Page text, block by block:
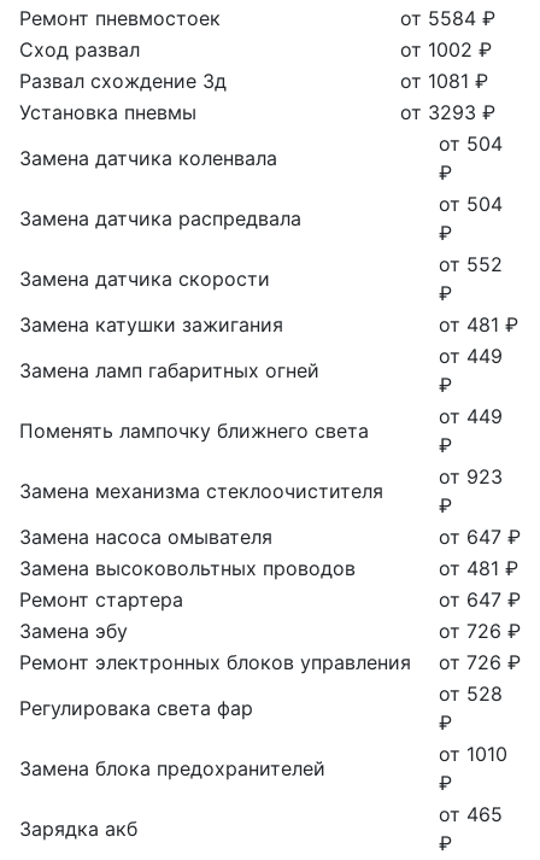
Ремонт пневмостоек
от 5584 ₽
Сход развал
от 1002 ₽
Развал схождение 3д
от 1081 ₽
Установка пневмы
от 3293 ₽
Замена датчика коленвала
от 504
₽
Замена датчика распредвала
от 504
₽
Замена датчика скорости
от 552
₽
Замена катушки зажигания
от 481 ₽
Замена ламп габаритных огней
от 449
₽
Поменять лампочку ближнего света
от 449
₽
Замена механизма стеклоочистителя
от 923
₽
Замена насоса омывателя
от 647 ₽
Замена высоковольтных проводов
от 481 ₽
Ремонт стартера
от 647 ₽
Замена эбу
от 726 ₽
Ремонт электронных блоков управления
от 726 ₽
Регулировака света фар
от 528
₽
Замена блока предохранителей
от 1010
₽
Зарядка акб
от 465
₽